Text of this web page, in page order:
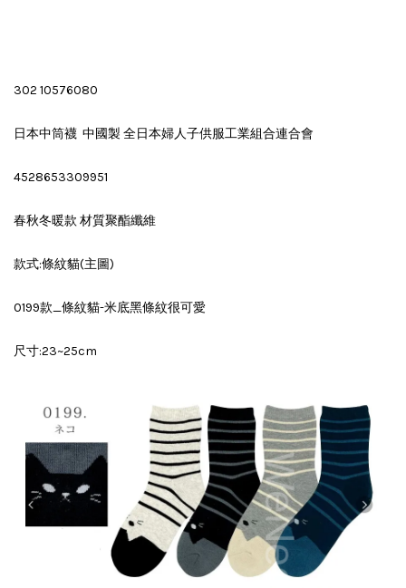
302 10576080
日本中筒襪 中國製 全日本婦人子供服工業組合連合會
4528653309951
春秋冬暖款 材質聚酯纖維
款式:條紋貓(主圖)
0199款_條紋貓-米底黑條紋很可愛
尺寸:23~25cm